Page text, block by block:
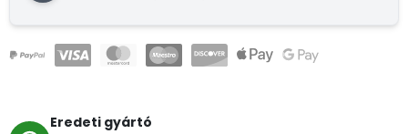
Eredeti gyártó